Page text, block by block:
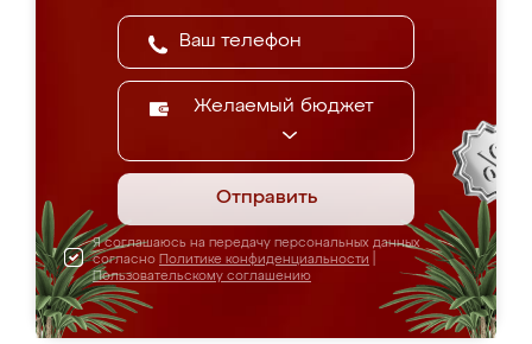
Желаемый бюджет
Отправить
Я соглашаюсь на передачу персональных данных
согласно Политике конфиденциальности
Пользовательскому соглашению